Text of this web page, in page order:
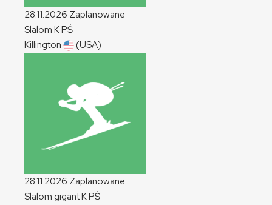
28.11.2026 Zaplanowane
Slalom KPŚ
Killington
(USA)
28.11.2026 Zaplanowane
Slalom gigantKPŚ